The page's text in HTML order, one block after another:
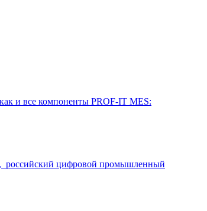
и все компоненты PROF-IT MES:
российский цифровой промышленный